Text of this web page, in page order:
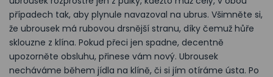
případech tak, aby plynule navazoval na ubrus. Všimněte si,
že ubrousek má rubovou drsnější stranu, díky čemuž hůře
sklouzne z klína. Pokud přeci jen spadne, decentně
upozorněte obsluhu, přinese vám nový. Ubrousek
necháváme během jídla na klíně, či si jím otíráme ústa. Po